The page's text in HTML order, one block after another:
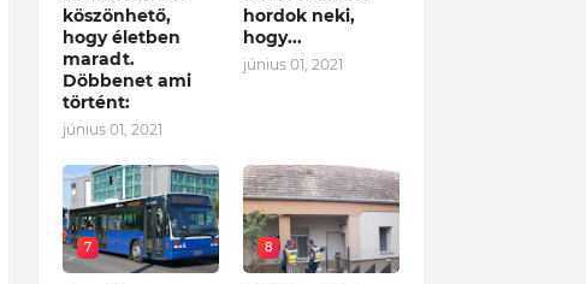
köszönhető,
hogy életben
maradt.
Döbbenet ami
történt:
június 01, 2021
hordok neki,
hogy...
június 01, 2021
7 8